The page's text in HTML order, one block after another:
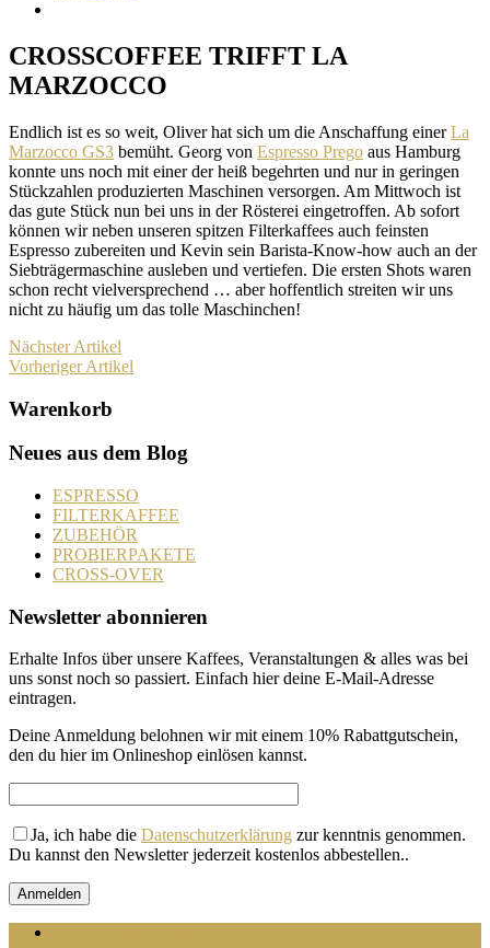
CROSSCOFFEE TRIFFT LA
MARZOCCO
Endlich ist es so weit, Oliver hat sich um die Anschaffung einerLa
Marzocco GS3 bemüht. Georg von Espresso Prego aus Hamburg
konnte uns noch mit einer der heiß begehrten und nur in geringen
Stückzahlen produzierten Maschinen versorgen. Am Mittwoch ist
das gute Stück nun bei uns in der Rösterei eingetroffen. Ab sofort
können wir neben unseren spitzen Filterkaffees auch feinsten
Espresso zubereiten und Kevin sein Barista-Know-how auch an der
Siebträgermaschine ausleben und vertiefen. Die ersten Shots waren
schon recht vielversprechend … aber hoffentlich streiten wir uns
nicht zu häufig um das tolle Maschinchen!
Nächster Artikel
Vorheriger Artikel
Warenkorb
Neues aus dem Blog
ESPRESSO
FILTERKAFFEE
ZUBEHÖR
PROBIERPAKETE
CROSS-OVER
Newsletter abonnieren
Erhalte Infos über unsere Kaffees, Veranstaltungen & alles was bei
uns sonst noch so passiert. Einfach hier deine E-Mail-Adresse
eintragen.
Deine Anmeldung belohnen wir mit einem 10% Rabattgutschein,
den du hier im Onlineshop einlösen kannst.
Ja, ich habe die Datenschutzerklärung zur kenntnis genommen.
Du kannst den Newsletter jederzeit kostenlos abbestellen..